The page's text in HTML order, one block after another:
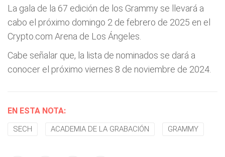
La gala de la 67 edición de los Grammy se llevará a
cabo el próximo domingo 2 de febrero de 2025 en el
Crypto.com Arena de Los Ángeles.
Cabe señalar que, la lista de nominados se dará a
conocer el próximo viernes 8 de noviembre de 2024.
EN ESTA NOTA:
SECH ACADEMIA DE LA GRABACIÓN GRAMMY